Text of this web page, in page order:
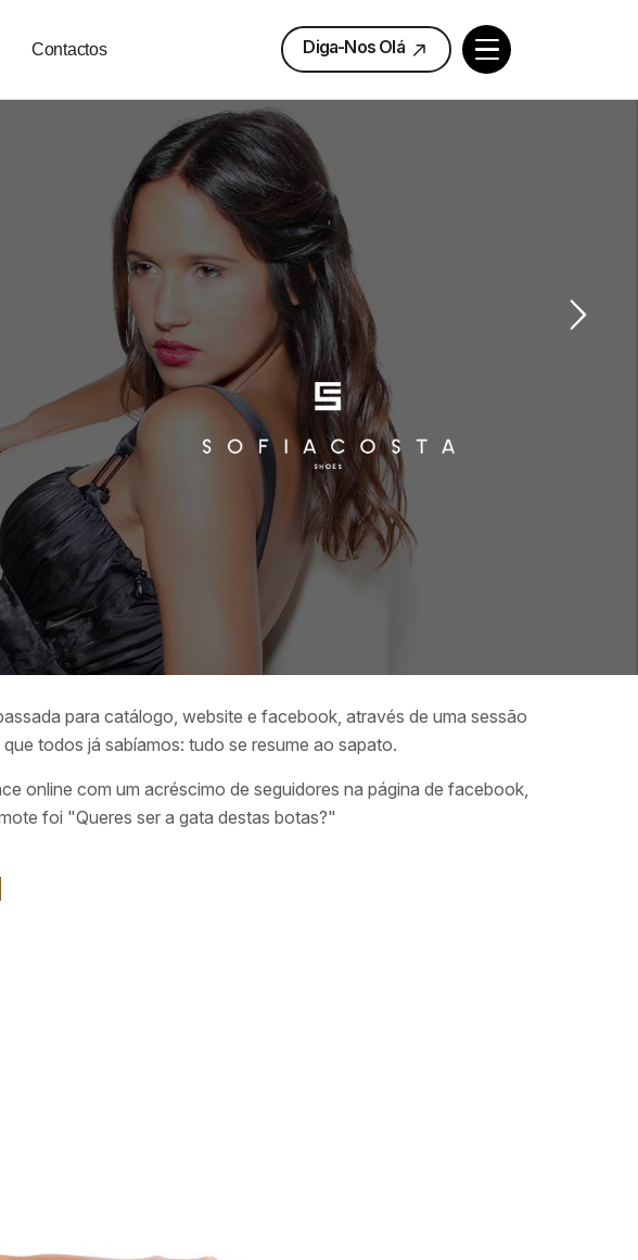
Contactos
Diga-Nos Olá
Diga-Nos Olá
para catálogo, website e facebook, através de uma sessão
todos já sabíamos: tudo se resume ao sapato.
online com um acréscimo de seguidores na página de facebook,
foi "Queres ser a gata destas botas?"